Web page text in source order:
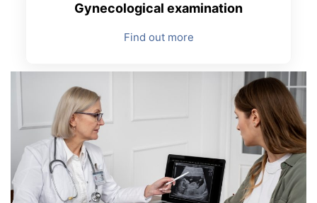
Gynecological examination
Find out more